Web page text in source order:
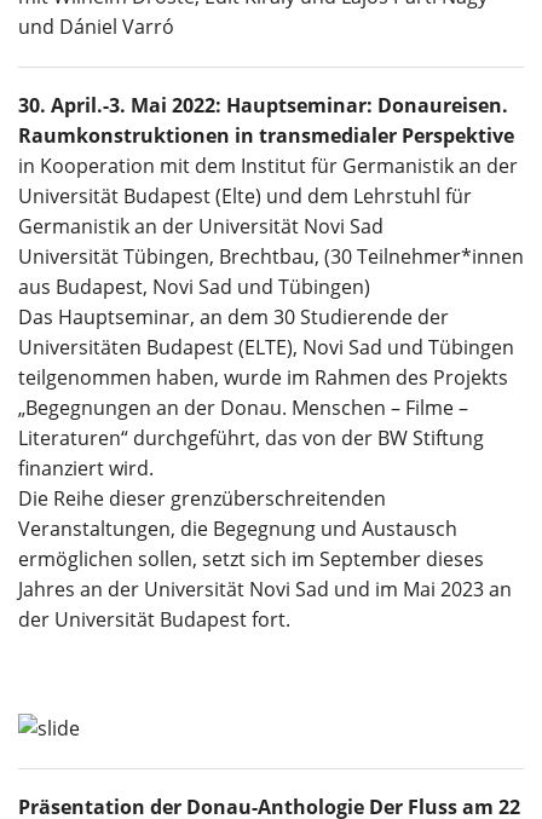
und Dániel Varró
30. April.-3. Mai 2022: Hauptseminar: Donaureisen.
Raumkonstruktionen in transmedialer Perspektive
in Kooperation mit dem Institut für Germanistik an der
Universität Budapest (Elte) und dem Lehrstuhl für
Germanistik an der Universität Novi Sad
Universität Tübingen, Brechtbau, (30 Teilnehmer*innen
aus Budapest, Novi Sad und Tübingen)
Das Hauptseminar, an dem 30 Studierende der
Universitäten Budapest (ELTE), Novi Sad und Tübingen
teilgenommen haben, wurde im Rahmen des Projekts
„Begegnungen an der Donau. Menschen – Filme –
Literaturen“ durchgeführt, das von der BW Stiftung
finanziert wird.
Die Reihe dieser grenzüberschreitenden
Veranstaltungen, die Begegnung und Austausch
ermöglichen sollen, setzt sich im September dieses
Jahres an der Universität Novi Sad und im Mai 2023 an
der Universität Budapest fort.
Präsentation der Donau-Anthologie Der Fluss am 22